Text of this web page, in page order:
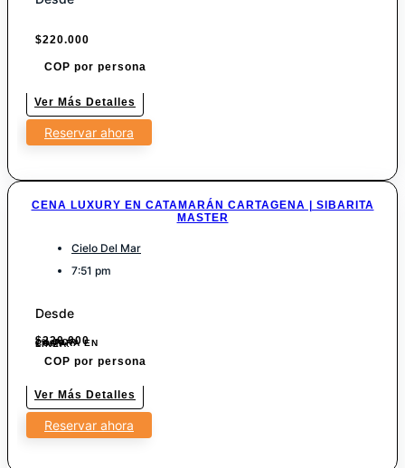
$220.000
COP por persona
Ver Más Detalles
Reservar ahora
CENA LUXURY EN CATAMARÁN CARTAGENA | SIBARITA
MASTER
Cielo Del Mar
7:51 pm
Desde
$220.000
7% POR COMPRA EN LINEA.
COP por persona
Ver Más Detalles
Reservar ahora